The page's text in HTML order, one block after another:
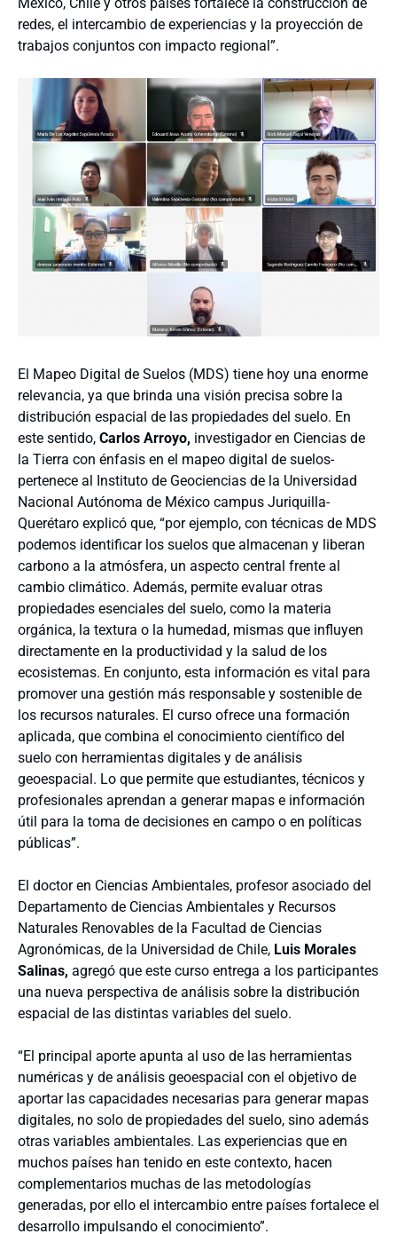
México, Chile y otros países fortalece la construcción de
redes, el intercambio de experiencias y la proyección de
trabajos conjuntos con impacto regional”.
El Mapeo Digital de Suelos (MDS) tiene hoy una enorme
relevancia, ya que brinda una visión precisa sobre la
distribución espacial de las propiedades del suelo. En
este sentido, Carlos Arroyo, investigador en Ciencias de
la Tierra con énfasis en el mapeo digital de suelos-
pertenece al Instituto de Geociencias de la Universidad
Nacional Autónoma de México campus Juriquilla-
Querétaro explicó que, “por ejemplo, con técnicas de MDS
podemos identificar los suelos que almacenan y liberan
carbono a la atmósfera, un aspecto central frente al
cambio climático. Además, permite evaluar otras
propiedades esenciales del suelo, como la materia
orgánica, la textura o la humedad, mismas que influyen
directamente en la productividad y la salud de los
ecosistemas. En conjunto, esta información es vital para
promover una gestión más responsable y sostenible de
los recursos naturales. El curso ofrece una formación
aplicada, que combina el conocimiento científico del
suelo con herramientas digitales y de análisis
geoespacial. Lo que permite que estudiantes, técnicos y
profesionales aprendan a generar mapas e información
útil para la toma de decisiones en campo o en políticas
públicas”.
El doctor en Ciencias Ambientales, profesor asociado del
Departamento de Ciencias Ambientales y Recursos
Naturales Renovables de la Facultad de Ciencias
Agronómicas, de la Universidad de Chile, Luis Morales
Salinas, agregó que este curso entrega a los participantes
una nueva perspectiva de análisis sobre la distribución
espacial de las distintas variables del suelo.
“El principal aporte apunta al uso de las herramientas
numéricas y de análisis geoespacial con el objetivo de
aportar las capacidades necesarias para generar mapas
digitales, no solo de propiedades del suelo, sino además
otras variables ambientales. Las experiencias que en
muchos países han tenido en este contexto, hacen
complementarios muchas de las metodologías
generadas, por ello el intercambio entre países fortalece el
desarrollo impulsando el conocimiento”.